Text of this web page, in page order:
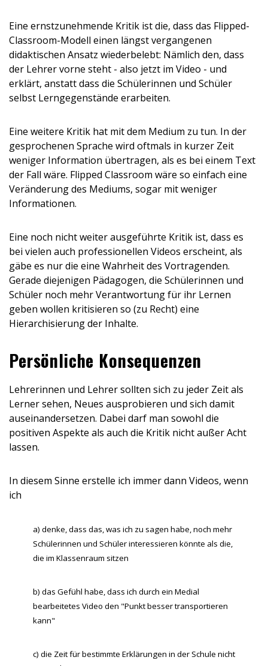
Eine ernstzunehmende Kritik ist die, dass das Flipped-
Classroom-Modell einen längst vergangenen
didaktischen Ansatz wiederbelebt: Nämlich den, dass
der Lehrer vorne steht - also jetzt im Video - und
erklärt, anstatt dass die Schülerinnen und Schüler
selbst Lerngegenstände erarbeiten.
Eine weitere Kritik hat mit dem Medium zu tun. In der
gesprochenen Sprache wird oftmals in kurzer Zeit
weniger Information übertragen, als es bei einem Text
der Fall wäre. Flipped Classroom wäre so einfach eine
Veränderung des Mediums, sogar mit weniger
Informationen.
Eine noch nicht weiter ausgeführte Kritik ist, dass es
bei vielen auch professionellen Videos erscheint, als
gäbe es nur die eine Wahrheit des Vortragenden.
Gerade diejenigen Pädagogen, die Schülerinnen und
Schüler noch mehr Verantwortung für ihr Lernen
geben wollen kritisieren so (zu Recht) eine
Hierarchisierung der Inhalte.
Persönliche Konsequenzen
Lehrerinnen und Lehrer sollten sich zu jeder Zeit als
Lerner sehen, Neues ausprobieren und sich damit
auseinandersetzen. Dabei darf man sowohl die
positiven Aspekte als auch die Kritik nicht außer Acht
lassen.
In diesem Sinne erstelle ich immer dann Videos, wenn
ich
a) denke, dass das, was ich zu sagen habe, noch mehr
Schülerinnen und Schüler interessieren könnte als die,
die im Klassenraum sitzen
b) das Gefühl habe, dass ich durch ein Medial
bearbeitetes Video den "Punkt besser transportieren
kann"
c) die Zeit für bestimmte Erklärungen in der Schule nicht